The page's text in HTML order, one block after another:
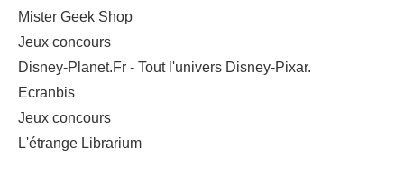
Mister Geek Shop
Jeux concours
Disney-Planet.Fr - Tout l'univers Disney-Pixar.
Ecranbis
Jeux concours
L'étrange Librarium